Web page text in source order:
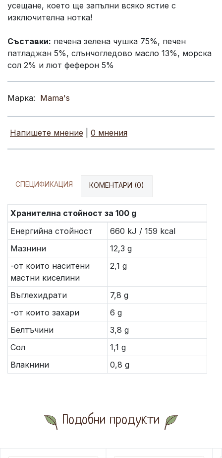
усещане, което ще запълни всяко ястие с
изключителна нотка!
Съставки: печена зелена чушка 75%, печен
патладжан 5%, слънчогледово масло 13%, морска
сол 2% и лют феферон 5%
Марка: Mama's
Напишете мнение 0 мнения
СПЕЦИФИКАЦИЯ КОМЕНТАРИ (0)
Хранителна стойност за 100 g
Енергийна стойност
660 kJ / 159 kcal
Мазнини
12,3 g
-от които наситени
мастни киселини
2,1 g
Въглехидрати
7,8 g
-от които захари
6 g
Белтъчини
3,8 g
Сол
1,1 g
Влакнини
0,8 g
Подобни продукти